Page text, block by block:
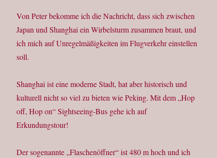
Von Peter bekomme ich die Nachricht, dass sich zwischen
Japan und Shanghai ein Wirbelsturm zusammen braut, und
ich mich auf Unregelmäßigkeiten im Flugverkehr einstellen
soll.
Shanghai ist eine moderne Stadt, hat aber historisch und
kulturell nicht so viel zu bieten wie Peking. Mit dem „Hop
off, Hop on“ Sightseeing-Bus gehe ich auf
Erkundungstour!
Der sogenannte „Flaschenöffner“ ist 480 m hoch und ich